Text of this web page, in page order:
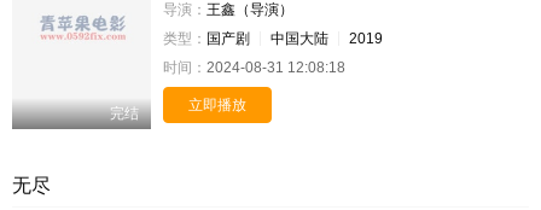
完结
导演： 王鑫（导演）
类型： 国产剧 中国大陆
2019
时间： 2024-08-31 12:08:18
立即播放
无尽